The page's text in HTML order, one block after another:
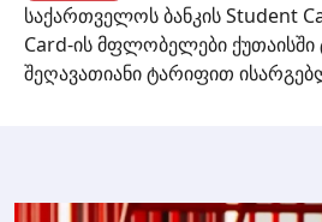
საქართველოს ბანკის Student
Card-ის მფლობელები
შეღავათიანი ტარიფით